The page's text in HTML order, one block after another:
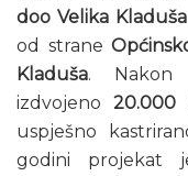
doo Velika Kladuša
od strane
Kladuša.
izdvojeno20.000
uspješno
godini projekat